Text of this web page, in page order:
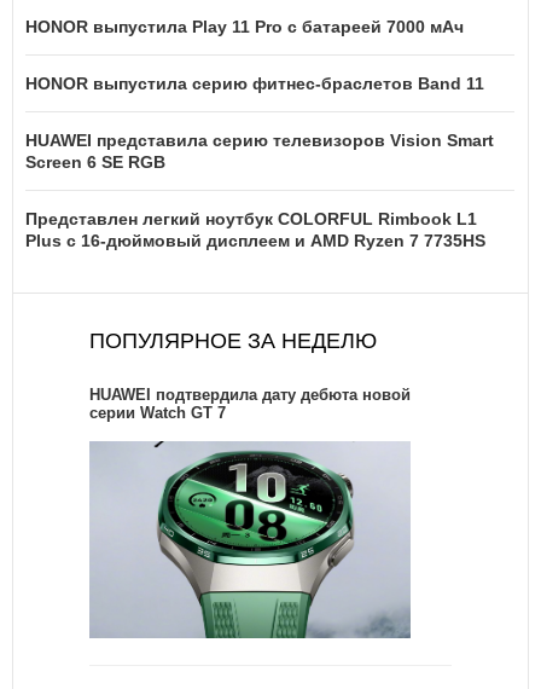
HONOR выпустила Play 11 Pro с батареей 7000 мАч
HONOR выпустила серию фитнес-браслетов Band 11
HUAWEI представила серию телевизоров Vision Smart
Screen 6 SE RGB
Представлен легкий ноутбук COLORFUL Rimbook L1
Plus с 16-дюймовый дисплеем и AMD Ryzen 7 7735HS
ПОПУЛЯРНОЕ ЗА НЕДЕЛЮ
HUAWEI подтвердила дату дебюта новой
серии Watch GT 7